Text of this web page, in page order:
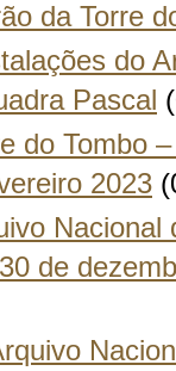
da Torre
do
Pascal
do Tombo
2023
Nacional
de